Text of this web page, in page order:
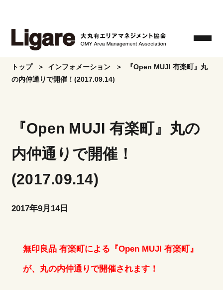
content
トップ インフォメーション
『Open MUJI 有楽町』丸
の内仲通りで開催！(2017.09.14)
『Open MUJI 有楽町』丸の
内仲通りで開催！
(2017.09.14)
2017年9月14日
無印良品 有楽町による『Open MUJI 有楽町』
が、丸の内仲通りで開催されます！